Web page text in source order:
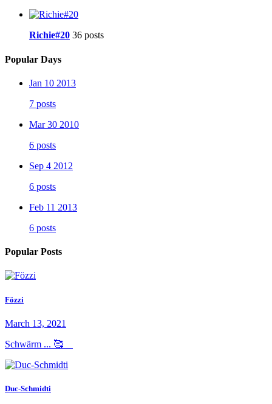
Richie#20 36 posts
Popular Days
Jan 10 2013
7 posts
Mar 30 2010
6 posts
Sep 4 2012
6 posts
Feb 11 2013
6 posts
Popular Posts
Fözzi
March 13, 2021
Schwärm ... 🥰
Duc-Schmidti